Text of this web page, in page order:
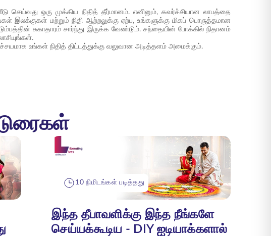
செய்வது ஒரு முக்கிய நிதித் தீர்மானம். எனினும், கவர்ச்சியான லாபத்தை
இலக்குகள் மற்றும் நிதி ஆற்றலுக்கு ஏற்ப, உங்களுக்கு மிகப் பொருத்தமான
சுகாதாரம் சார்ந்து இருக்க வேண்டும். சந்தையின் போக்கில் நிதானம்
உங்கள் நிதித் திட்டத்துக்கு வலுவான அடித்தளம் அமைக்கும்.
10 நிமிடங்கள் படித்தது
இந்த தீபாவளிக்கு இந்த நீங்களே
செய்யக்கூடிய - DIY ஐடியாக்களால்